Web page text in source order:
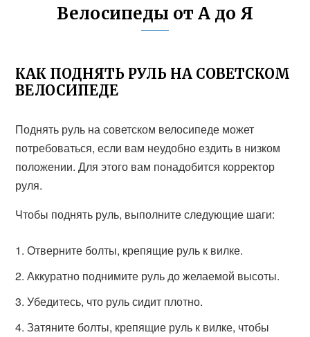
Велосипеды от А до Я
КАК ПОДНЯТЬ РУЛЬ НА СОВЕТСКОМ
ВЕЛОСИПЕДЕ
Поднять руль на советском велосипеде может
потребоваться, если вам неудобно ездить в низком
положении. Для этого вам понадобится корректор
руля.
Чтобы поднять руль, выполните следующие шаги:
Отверните болты, крепящие руль к вилке.
Аккуратно поднимите руль до желаемой высоты.
Убедитесь, что руль сидит плотно.
Затяните болты, крепящие руль к вилке, чтобы